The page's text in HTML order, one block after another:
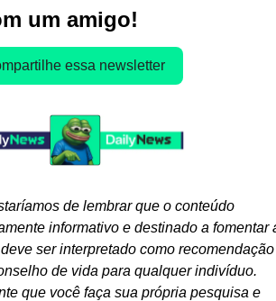
um amigo!
essa newsletter
de lembrar que o conteúdo
informativo e destinado a fomentar
ser interpretado como recomendação
de vida para qualquer indivíduo.
que você faça sua própria pesquisa e